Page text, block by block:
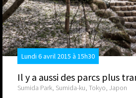
Lundi 6 avril 2015 à 15h30
Il y a aussi des parcs plus
Sumida Park, Sumida-ku, Tokyo, Japon